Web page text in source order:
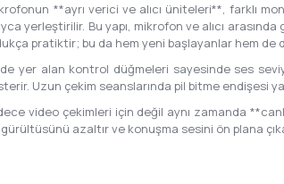
**ayrı verici ve alıcı üniteleri**, farklı
yerleştirilir. Bu yapı, mikrofon ve alıcı
pratiktir; bu da hem yeni başlayanlar hem de
yer alan kontrol düğmeleri sayesinde ses
Uzun çekim seanslarında pil bitme endişesi
video çekimleri için değil aynı zamanda
azaltır ve konuşma sesini ön plana